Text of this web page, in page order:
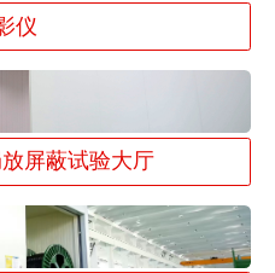
仪
屏蔽试验大厅